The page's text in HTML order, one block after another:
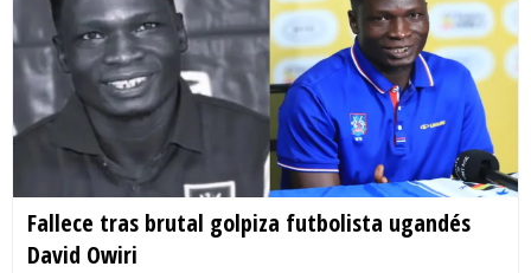
Fallece tras brutal golpiza futbolista ugandés
David Owiri